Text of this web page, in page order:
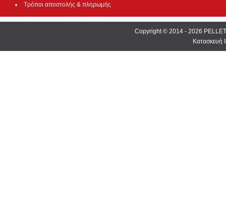
Τρόποι αποστολής & πληρωμής
Copyright © 2014 - 2026
Κατασκευή